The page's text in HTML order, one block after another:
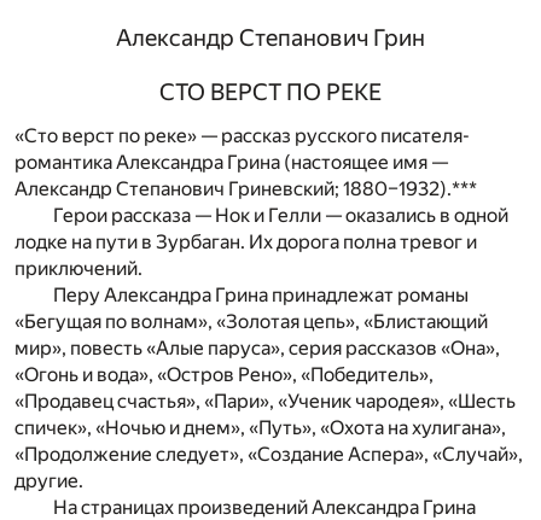
Александр Степанович Грин
СТО ВЕРСТ ПО РЕКЕ
«Сто верст по реке» — рассказ русского писателя-
романтика Александра Грина (настоящее имя —
Александр Степанович Гриневский; 1880–1932).***
Герои рассказа — Нок и Гелли — оказались в одной
лодке на пути в Зурбаган. Их дорога полна тревог и
приключений.
Перу Александра Грина принадлежат романы
«Бегущая по волнам», «Золотая цепь», «Блистающий
мир», повесть «Алые паруса», серия рассказов «Она»,
«Огонь и вода», «Остров Рено», «Победитель»,
«Продавец счастья», «Пари», «Ученик чародея», «Шесть
спичек», «Ночью и днем», «Путь», «Охота на хулигана»,
«Продолжение следует», «Создание Аспера», «Случай»,
другие.
На страницах произведений Александра Грина